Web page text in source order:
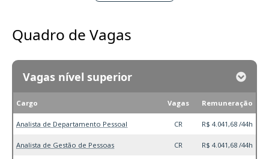
Quadro de Vagas
Vagas nível superior
Cargo Vagas Remuneração
Analista de Departamento Pessoal CR R$ 4.041,68 /44h
Analista de Gestão de Pessoas CR R$ 4.041,68 /44h